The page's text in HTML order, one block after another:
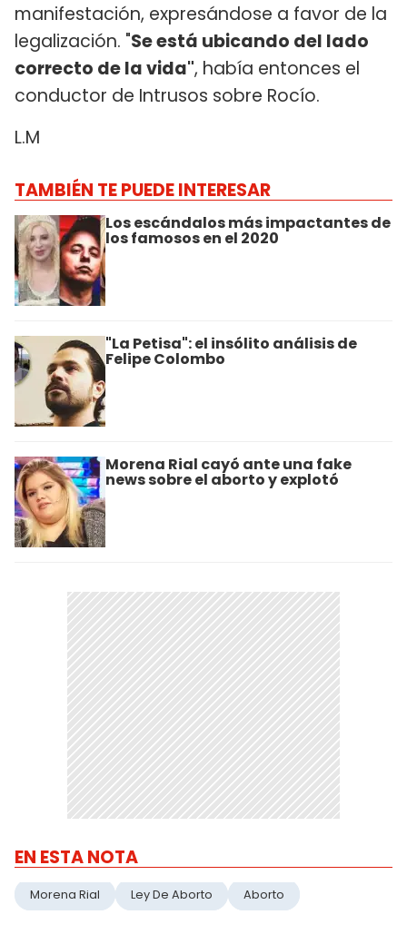
manifestación, expresándose a favor de la
legalización. "Se está ubicando del lado
correcto de la vida", había entonces el
conductor de Intrusos sobre Rocío.
L.M
TAMBIÉN TE PUEDE INTERESAR
Los escándalos más impactantes de
los famosos en el 2020
"La Petisa": el insólito análisis de
Felipe Colombo
Morena Rial cayó ante una fake
news sobre el aborto y explotó
EN ESTA NOTA
Morena Rial Ley De Aborto Aborto